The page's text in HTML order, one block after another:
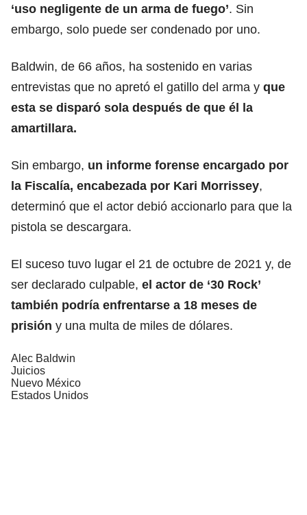
‘uso negligente de un arma de fuego’. Sin
embargo, solo puede ser condenado por uno.
Baldwin, de 66 años, ha sostenido en varias
entrevistas que no apretó el gatillo del arma y que
esta se disparó sola después de que él la
amartillara.
Sin embargo, un informe forense encargado por
la Fiscalía, encabezada por Kari Morrissey,
determinó que el actor debió accionarlo para que la
pistola se descargara.
El suceso tuvo lugar el 21 de octubre de 2021 y, de
ser declarado culpable, el actor de ‘30 Rock’
también podría enfrentarse a 18 meses de
prisión y una multa de miles de dólares.
Alec Baldwin
Juicios
Nuevo México
Estados Unidos